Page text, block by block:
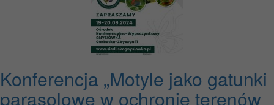
Konferencja „Motyle jako gatunki
parasolowe w ochronie terenów